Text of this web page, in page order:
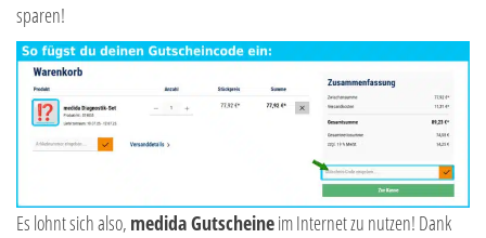
sparen!
Es lohnt sich also, medidaGutscheineim Internet zu nutzen! Dank